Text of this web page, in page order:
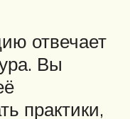
отвечает
Вы
практики,